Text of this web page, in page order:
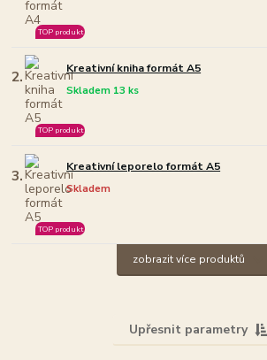
TOP produkt
2. Kreativní kniha formát A5
Skladem 13 ks
TOP produkt
3. Kreativní leporelo formát A5
Skladem
TOP produkt
zobrazit více produktů
Upřesnit parametry